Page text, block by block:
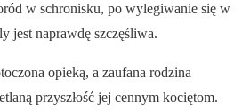
w schronisku, po wylegiwanie się w
jest naprawdę szczęśliwa.
opieką, a zaufana rodzina
przyszłość jej cennym kociętom.